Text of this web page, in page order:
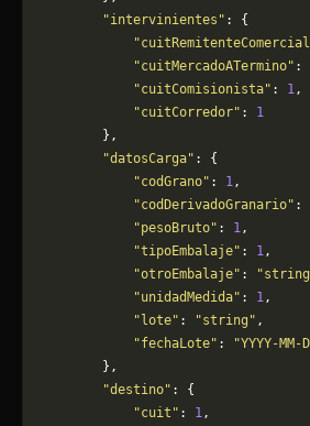
        "intervinientes"
: {
            "cuitMercadoATermino"
:
            "cuitComisionista"
: 1,
            "cuitCorredor"
: 1
        },
        "datosCarga"
: {
            "codGrano"
: 1,
            "codDerivadoGranario"
:
            "pesoBruto"
: 1,
            "tipoEmbalaje"
: 1,
            "otroEmbalaje"
:
            "unidadMedida"
: 1,
            "lote"
: "string" ,
            "fechaLote"
:
"YYYY-MM-
        },
        "destino"
: {
            "cuit"
: 1,